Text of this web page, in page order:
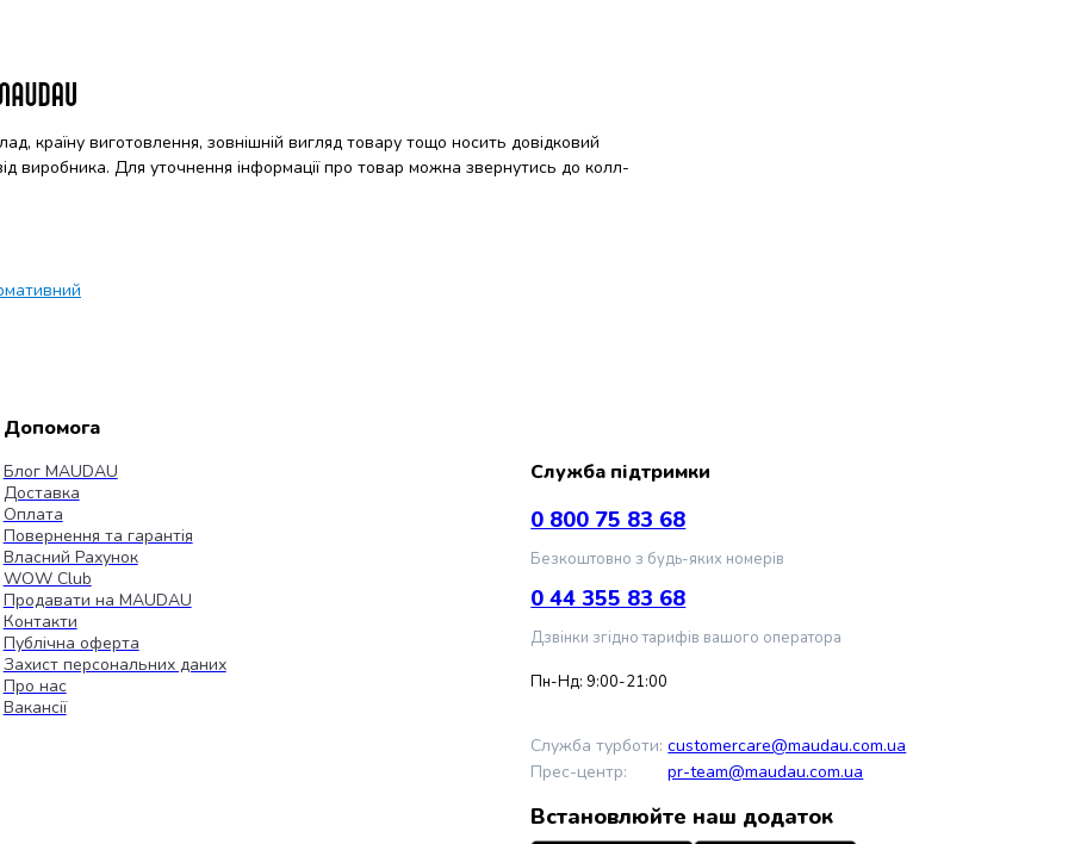
країну виготовлення, зовнішній вигляд товару тощо носить довідковий
виробника. Для уточнення інформації про товар можна звернутись до колл-
Допомога
Блог MAUDAU
Доставка
Оплата
Повернення та гарантія
Власний Рахунок
WOW Club
Продавати на MAUDAU
Контакти
Публічна оферта
Захист персональних даних
Про нас
Вакансії
Служба підтримки
0 800 75 83 68
Безкоштовно з будь-яких номерів
0 44 355 83 68
Дзвінки згідно тарифів вашого оператора
Пн-Нд: 9:00-21:00
Служба турботи: customercare@maudau.com.ua
Прес-центр:
pr-team@maudau.com.ua
Встановлюйте наш додаток